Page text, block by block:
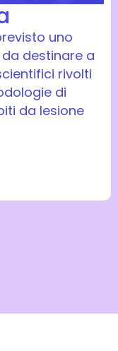
uno
destinare a
rivolti
di
da lesione